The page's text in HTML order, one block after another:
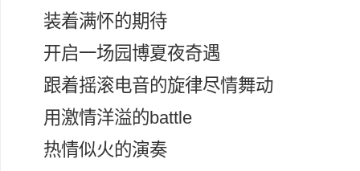
装着满怀的期待
开启一场园博夏夜奇遇
跟着摇滚电音的旋律尽情舞动
用激情洋溢的battle
热情似火的演奏